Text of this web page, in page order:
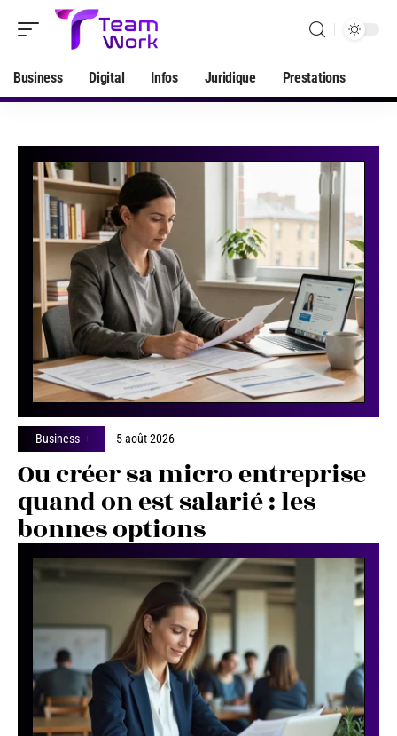
Business Digital Infos Juridique Prestations
Business 5 août 2026
Ou créer sa micro entreprise
quand on est salarié : les
bonnes options